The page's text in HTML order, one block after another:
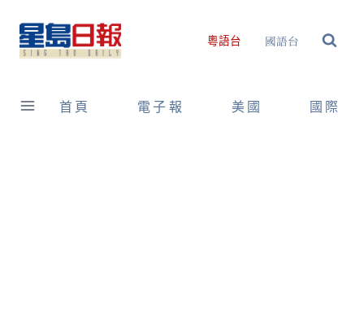
content
粵語台 國語台
首頁 電子報 美國 國際